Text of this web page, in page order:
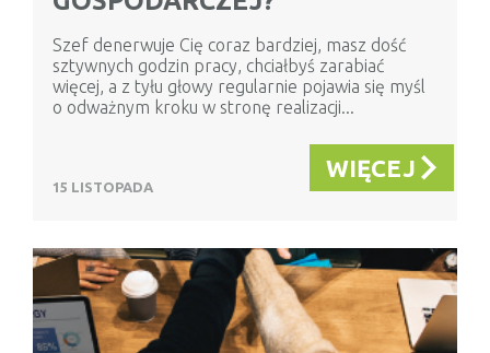
Szef denerwuje Cię coraz bardziej, masz dość
sztywnych godzin pracy, chciałbyś zarabiać
więcej, a z tyłu głowy regularnie pojawia się myśl
o odważnym kroku w stronę realizacji...
15 LISTOPADA
WIĘCEJ